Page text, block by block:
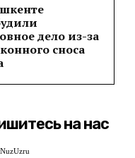
дело из-за
сноса
на нас